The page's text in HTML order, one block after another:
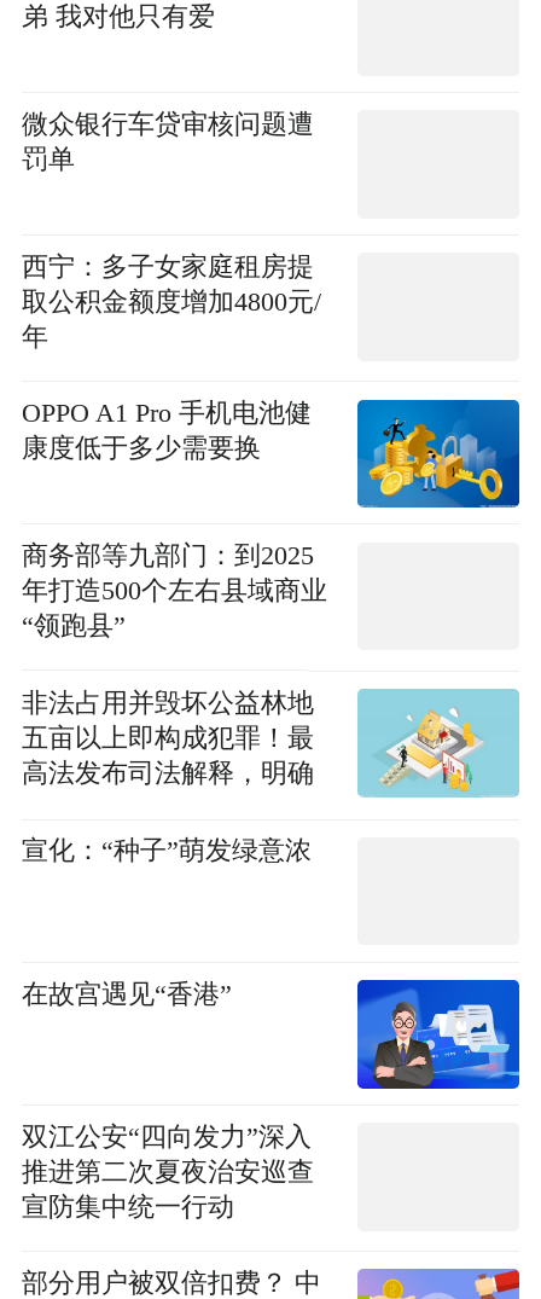
弟 我对他只有爱
微众银行车贷审核问题遭
罚单
西宁：多子女家庭租房提
取公积金额度增加4800元/
年
OPPO A1 Pro 手机电池健
康度低于多少需要换
商务部等九部门：到2025
年打造500个左右县域商业
“领跑县”
非法占用并毁坏公益林地
五亩以上即构成犯罪！最
高法发布司法解释，明确
刑标准
宣化：“种子”萌发绿意浓
在故宫遇见“香港”
双江公安“四向发力”深入
推进第二次夏夜治安巡查
宣防集中统一行动
部分用户被双倍扣费？ 中